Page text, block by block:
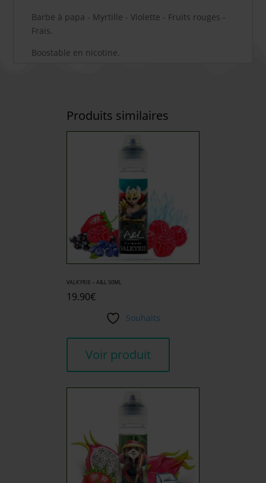
Barbe à papa - Myrtille - Violette - Fruits rouges -
Frais.
Boostable en nicotine.
Produits similaires
VALKYRIE – A&L 50ML
19.90€
Souhaits
Voir produit